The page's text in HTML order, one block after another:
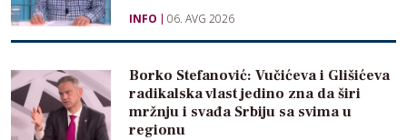
INFO 06. AVG 2026
Borko Stefanović: Vučićeva i Glišićeva
radikalska vlast jedino zna da širi
mržnju i svađa Srbiju sa svima u
regionu